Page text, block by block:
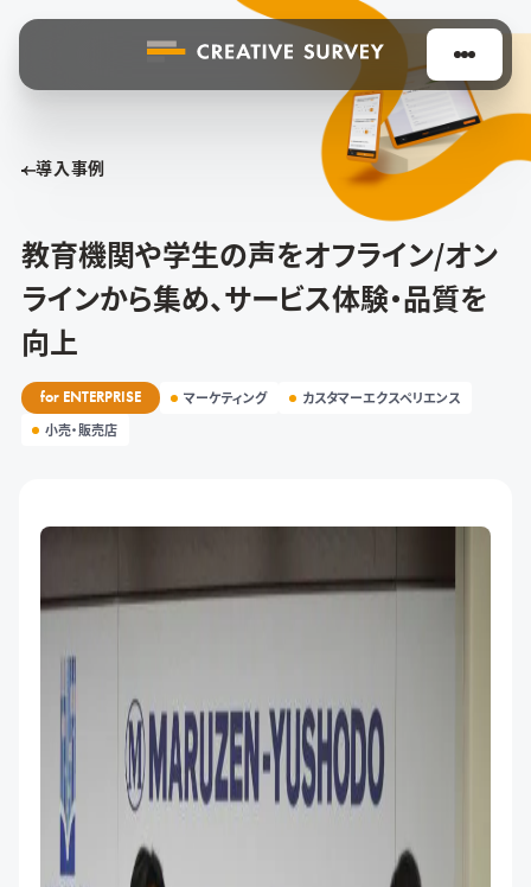
導入事例
教育機関や学生の声をオフライン/オン
ラインから集め、サービス体験・品質を
向上
for ENTERPRISE マーケティング
カスタマーエクスペリエンス
小売・販売店